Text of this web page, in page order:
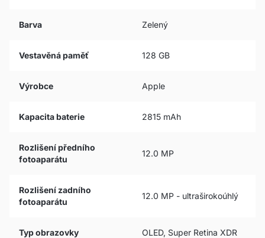
Barva Zelený
Vestavěná paměť 128 GB
Výrobce Apple
Kapacita baterie 2815 mAh
Rozlišení předního
fotoaparátu
12.0 MP
Rozlišení zadního
fotoaparátu
12.0 MP - ultraširokoúhlý
Typ obrazovky OLED, Super Retina XDR